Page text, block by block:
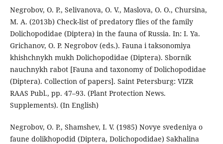
Negrobov, O. P., Selivanova, O. V., Maslova, O. O., Chursina,
M. A. (2013b) Check-list of predatory flies of the family
Dolichopodidae (Diptera) in the fauna of Russia. In: I. Ya.
Grichanov, O. P. Negrobov (eds.). Fauna i taksonomiya
khishchnykh mukh Dolichopodidae (Diptera). Sbornik
nauchnykh rabot [Fauna and taxonomy of Dolichopodidae
(Diptera). Collection of papers]. Saint Petersburg: VIZR
RAAS Publ., pp. 47–93. (Plant Protection News.
Supplements). (In English)
Negrobov, O. P., Shamshev, I. V. (1985) Novye svedeniya o
faune dolikhopodid (Diptera, Dolichopodidae) Sakhalina